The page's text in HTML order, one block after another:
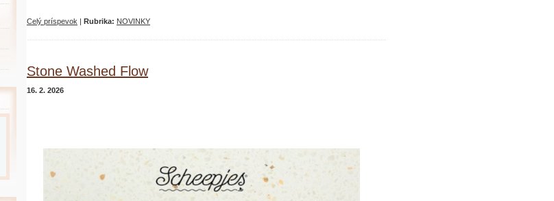
Celý príspevok | Rubrika: NOVINKY
Stone Washed Flow
16. 2. 2026